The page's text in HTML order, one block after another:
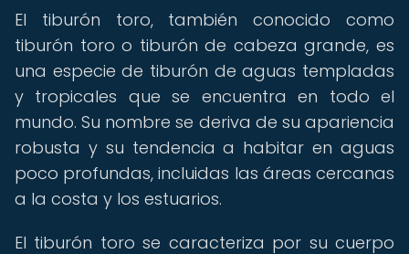
El tiburón toro, también conocido como
tiburón toro o tiburón de cabeza grande, es
una especie de tiburón de aguas templadas
y tropicales que se encuentra en todo el
mundo. Su nombre se deriva de su apariencia
robusta y su tendencia a habitar en aguas
poco profundas, incluidas las áreas cercanas
a la costa y los estuarios.
El tiburón toro se caracteriza por su cuerpo